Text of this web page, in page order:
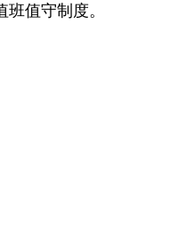
值守制度。